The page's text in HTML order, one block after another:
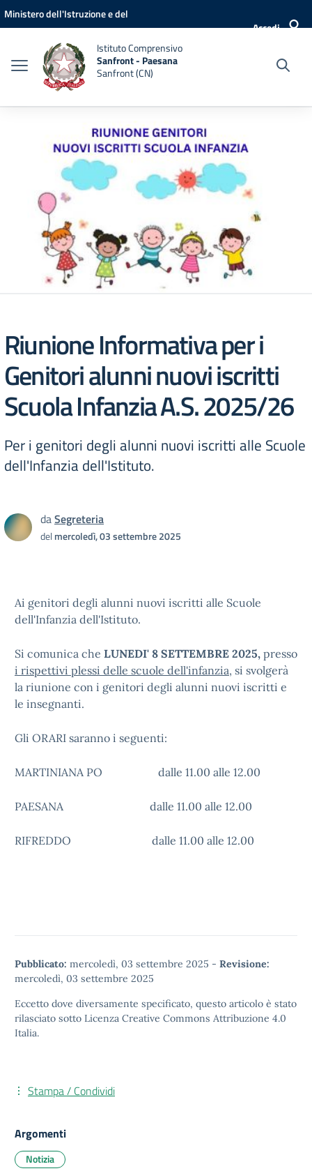
Vai ai contenuti
Vai al menu di navigazione
Vai al footer
Ministero dell'Istruzione e del
Accedi
Istituto Comprensivo
Sanfront - Paesana
Sanfront (CN)
Riunione Informativa per i
Genitori alunni nuovi iscritti
Scuola Infanzia A.S. 2025/26
Per i genitori degli alunni nuovi iscritti alle Scuole
dell'Infanzia dell'Istituto.
daSegreteria
delmercoledì, 03 settembre 2025
Ai genitori degli alunni nuovi iscritti alle Scuole
dell'Infanzia dell'Istituto.
Si comunica che LUNEDI' 8 SETTEMBRE 2025, presso
i rispettivi plessi delle scuole dell'infanzia, si svolgerà
la riunione con i genitori degli alunni nuovi iscritti e
le insegnanti.
Gli ORARI saranno i seguenti:
MARTINIANA PO dalle 11.00 alle 12.00
PAESANA dalle 11.00 alle 12.00
RIFREDDO dalle 11.00 alle 12.00
Pubblicato: mercoledì, 03 settembre 2025 - Revisione:
mercoledì, 03 settembre 2025
Eccetto dove diversamente specificato, questo articolo è stato
rilasciato sotto Licenza Creative Commons Attribuzione 4.0
Italia.
Stampa / Condividi
Argomenti
Notizia